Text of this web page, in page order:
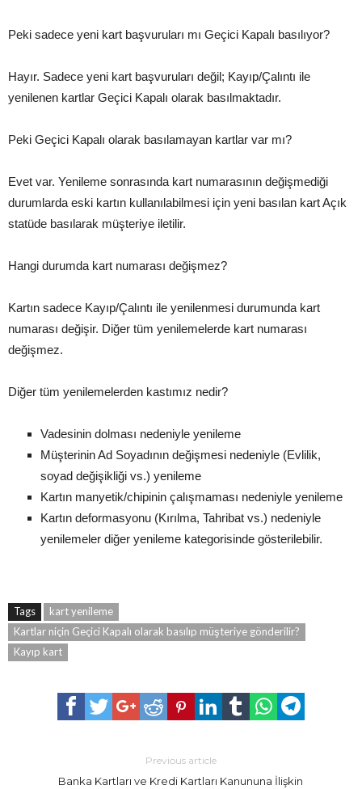
Peki sadece yeni kart başvuruları mı Geçici Kapalı basılıyor?
Hayır. Sadece yeni kart başvuruları değil; Kayıp/Çalıntı ile
yenilenen kartlar Geçici Kapalı olarak basılmaktadır.
Peki Geçici Kapalı olarak basılamayan kartlar var mı?
Evet var. Yenileme sonrasında kart numarasının değişmediği
durumlarda eski kartın kullanılabilmesi için yeni basılan kart Açık
statüde basılarak müşteriye iletilir.
Hangi durumda kart numarası değişmez?
Kartın sadece Kayıp/Çalıntı ile yenilenmesi durumunda kart
numarası değişir. Diğer tüm yenilemelerde kart numarası
değişmez.
Diğer tüm yenilemelerden kastımız nedir?
Vadesinin dolması nedeniyle yenileme
Müşterinin Ad Soyadının değişmesi nedeniyle (Evlilik,
soyad değişikliği vs.) yenileme
Kartın manyetik/chipinin çalışmaması nedeniyle yenileme
Kartın deformasyonu (Kırılma, Tahribat vs.) nedeniyle
yenilemeler diğer yenileme kategorisinde gösterilebilir.
Tags
kart yenileme
Kartlar niçin Geçici Kapalı olarak basılıp müşteriye gönderilir?
Kayıp kart
Previous article
Banka Kartları ve Kredi Kartları Kanununa İlişkin